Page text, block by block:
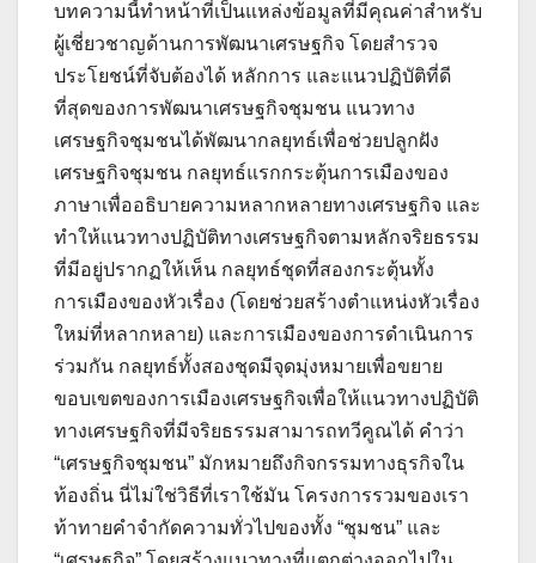
บทความนี้ทำหน้าที่เป็นแหล่งข้อมูลที่มีคุณค่าสำหรับ
ผู้เชี่ยวชาญด้านการพัฒนาเศรษฐกิจ โดยสำรวจ
ประโยชน์ที่จับต้องได้ หลักการ และแนวปฏิบัติที่ดี
ที่สุดของการพัฒนาเศรษฐกิจชุมชน แนวทาง
เศรษฐกิจชุมชนได้พัฒนากลยุทธ์เพื่อช่วยปลูกฝัง
เศรษฐกิจชุมชน กลยุทธ์แรกกระตุ้นการเมืองของ
ภาษาเพื่ออธิบายความหลากหลายทางเศรษฐกิจ และ
ทำให้แนวทางปฏิบัติทางเศรษฐกิจตามหลักจริยธรรม
ที่มีอยู่ปรากฏให้เห็น กลยุทธ์ชุดที่สองกระตุ้นทั้ง
การเมืองของหัวเรื่อง (โดยช่วยสร้างตำแหน่งหัวเรื่อง
ใหม่ที่หลากหลาย) และการเมืองของการดำเนินการ
ร่วมกัน กลยุทธ์ทั้งสองชุดมีจุดมุ่งหมายเพื่อขยาย
ขอบเขตของการเมืองเศรษฐกิจเพื่อให้แนวทางปฏิบัติ
ทางเศรษฐกิจที่มีจริยธรรมสามารถทวีคูณได้ คำว่า
“เศรษฐกิจชุมชน” มักหมายถึงกิจกรรมทางธุรกิจใน
ท้องถิ่น นี่ไม่ใช่วิธีที่เราใช้มัน โครงการรวมของเรา
ท้าทายคำจำกัดความทั่วไปของทั้ง “ชุมชน” และ